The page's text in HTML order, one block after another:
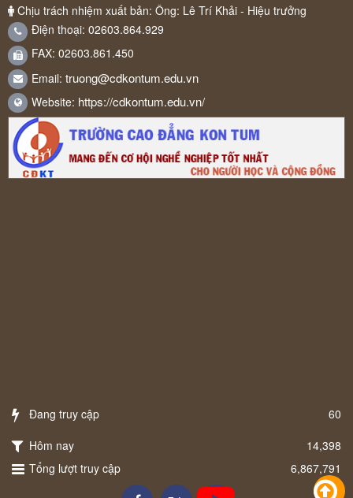
Chịu trách nhiệm xuất bản: Ông: Lê Trí Khải - Hiệu trưởng
Điện thoại: 02603.864.929
FAX: 02603.861.450
Email: truong@cdkontum.edu.vn
Website: https://cdkontum.edu.vn/
Đang truy cập
60
Hôm nay
14,398
Tổng lượt truy cập
6,867,791